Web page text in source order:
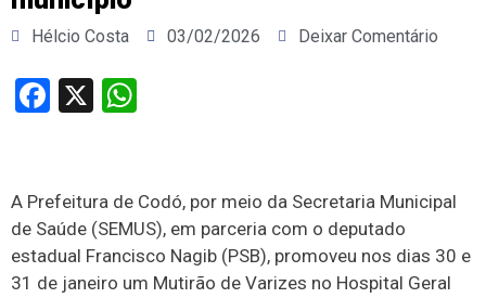
Hélcio Costa 03/02/2026 Deixar Comentário
Facebook
X
A Prefeitura de Codó, por meio da Secretaria Municipal
de Saúde (SEMUS), em parceria com o deputado
estadual Francisco Nagib (PSB), promoveu nos dias 30 e
31 de janeiro um Mutirão de Varizes no Hospital Geral